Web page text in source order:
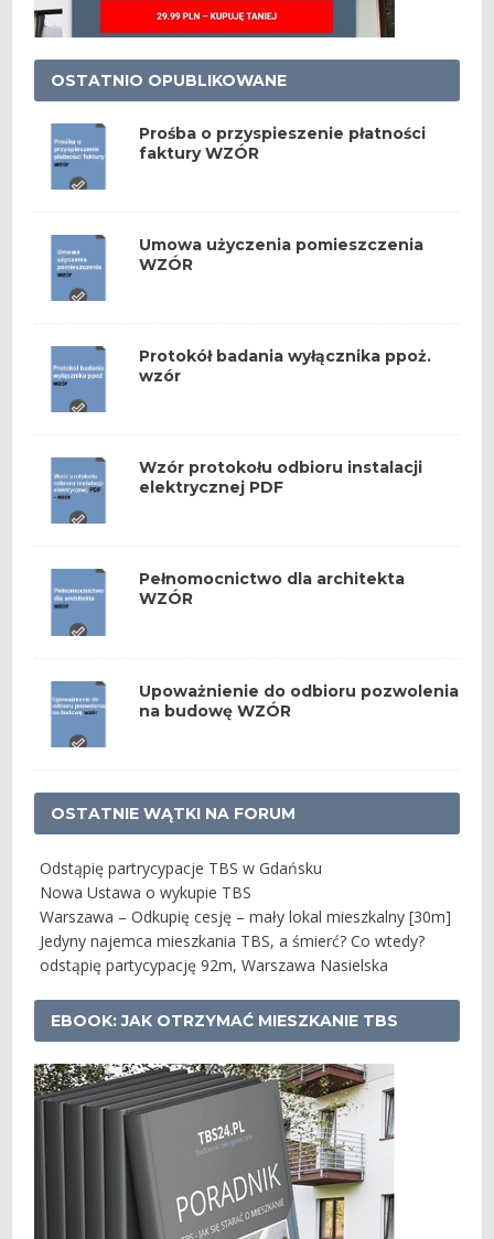
OSTATNIO OPUBLIKOWANE
Prośba o przyspieszenie płatności
faktury WZÓR
Umowa użyczenia pomieszczenia
WZÓR
Protokół badania wyłącznika ppoż.
wzór
Wzór protokołu odbioru instalacji
elektrycznej PDF
Pełnomocnictwo dla architekta
WZÓR
Upoważnienie do odbioru pozwolenia
na budowę WZÓR
OSTATNIE WĄTKI NA FORUM
Odstąpię partrycypacje TBS w Gdańsku
Nowa Ustawa o wykupie TBS
Warszawa – Odkupię cesję – mały lokal mieszkalny [30m]
Jedyny najemca mieszkania TBS, a śmierć? Co wtedy?
odstąpię partycypację 92m, Warszawa Nasielska
EBOOK: JAK OTRZYMAĆ MIESZKANIE TBS